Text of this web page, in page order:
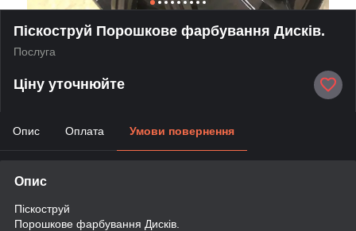
Піскоструй Порошкове фарбування Дисків.
Послуга
Ціну уточнюйте
Опис Оплата Умови повернення
Опис
Піскоструй
Порошкове фарбування Дисків.